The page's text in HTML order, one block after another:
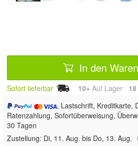
In den
Sofort lieferbar 10+ Auf Lager 18
, Lastschrift, Kreditkarte,
Ratenzahlung, Sofortüberweisung,
30 Tagen
Zustellung: Di, 11. Aug. bis Do, 13. Aug.